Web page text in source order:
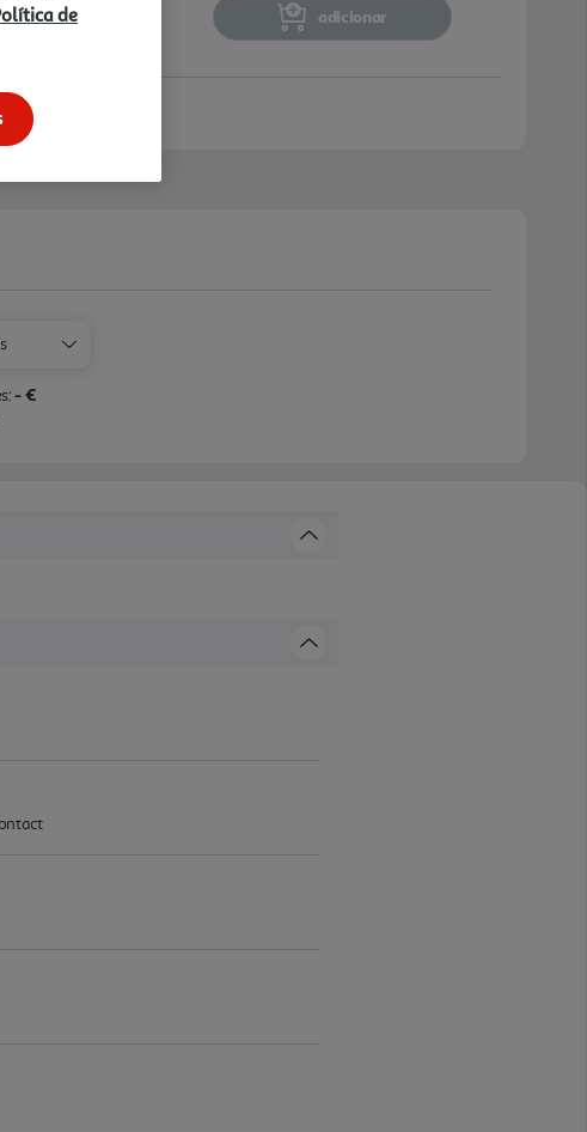
adicionar
- €
de